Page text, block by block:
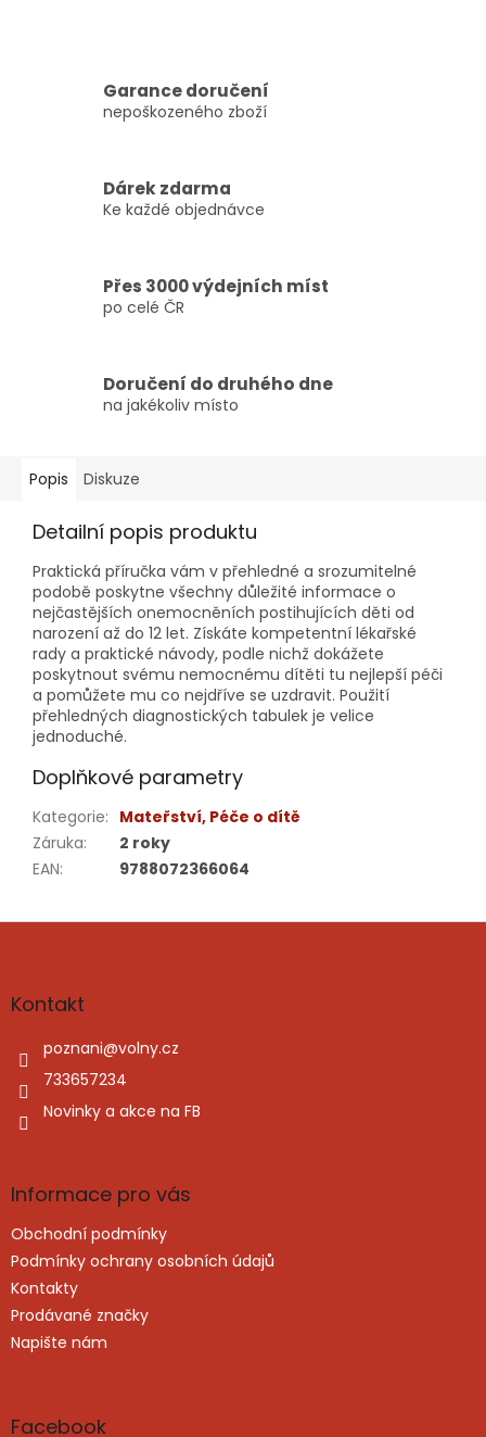
Garance doručení
nepoškozeného zboží
Dárek zdarma
Ke každé objednávce
Přes 3000 výdejních míst
po celé ČR
Doručení do druhého dne
na jakékoliv místo
Popis Diskuze
Detailní popis produktu
Praktická příručka vám v přehledné a srozumitelné
podobě poskytne všechny důležité informace o
nejčastějších onemocněních postihujících děti od
narození až do 12 let. Získáte kompetentní lékařské
rady a praktické návody, podle nichž dokážete
poskytnout svému nemocnému dítěti tu nejlepší péči
a pomůžete mu co nejdříve se uzdravit. Použití
přehledných diagnostických tabulek je velice
jednoduché.
Doplňkové parametry
Kategorie: Mateřství, Péče o dítě
Záruka:
2 roky
EAN: 9788072366064
Z
aKontakt
poznani@volny.cz
733657234
Novinky a akce na FB
Informace pro vás
Obchodní podmínky
Podmínky ochrany osobních údajů
Kontakty
Prodávané značky
Napište nám
Facebook